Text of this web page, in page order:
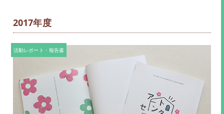
2017年度
活動レポート・報告書